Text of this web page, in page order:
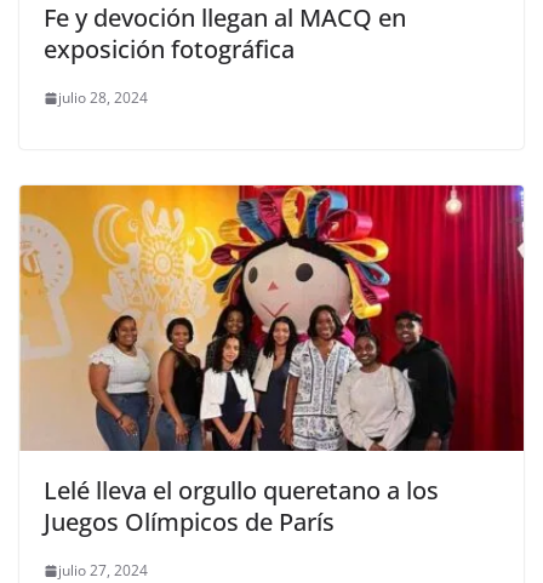
Fe y devoción llegan al MACQ en
exposición fotográfica
julio 28, 2024
Lelé lleva el orgullo queretano a los
Juegos Olímpicos de París
julio 27, 2024